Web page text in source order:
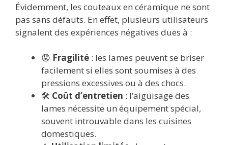
Évidemment, les couteaux en céramique ne sont
pas sans défauts. En effet, plusieurs utilisateurs
signalent des expériences négatives dues à :
😟 Fragilité : les lames peuvent se briser
facilement si elles sont soumises à des
pressions excessives ou à des chocs.
🛠️ Coût d’entretien : l’aiguisage des
lames nécessite un équipement spécial,
souvent introuvable dans les cuisines
domestiques.